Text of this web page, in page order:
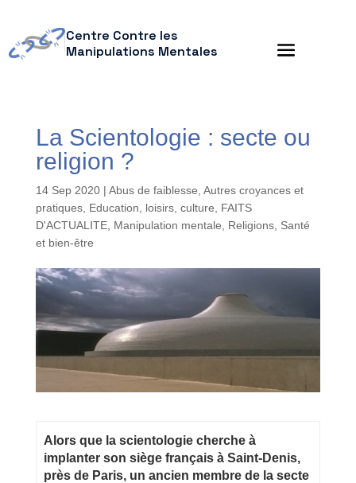
Centre Contre les
Manipulations Mentales
La Scientologie : secte ou
religion ?
14 Sep 2020| Abus de faiblesse Autres croyances et
pratiques, Education, loisirs, culture
FAITS
D'ACTUALITE, Manipulation mentale Religions, Santé
et bien-être
Alors que la scientologie cherche à
implanter son siège français à Saint-Denis,
près de Paris, un ancien membre de la secte